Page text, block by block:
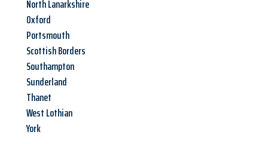
North Lanarkshire
Oxford
Portsmouth
Scottish Borders
Southampton
Sunderland
Thanet
West Lothian
York